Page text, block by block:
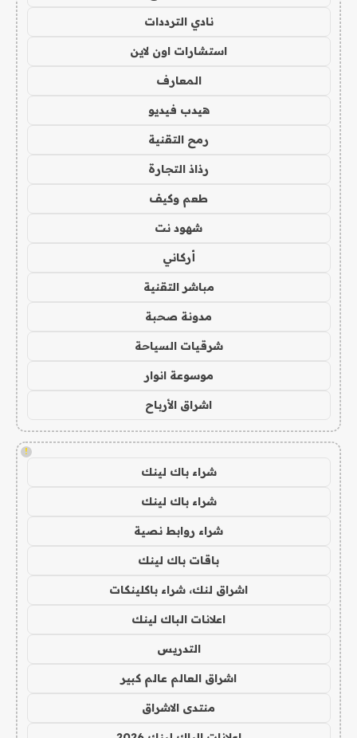
نادي الترددات
استشارات اون لاين
المعارف
هيدب فيديو
رمح التقنية
رذاذ التجارة
طعم وكيف
شهود نت
أركاني
مباشر التقنية
مدونة صحبة
شرقيات السياحة
موسوعة انوار
اشراق الأرباح
!
شراء باك لينك
شراء باك لينك
شراء روابط نصية
باقات باك لينك
اشراق لنك، شراء باكلينكات
اعلانات الباك لينك
التدريس
اشراق العالم عالم كبير
منتدى الاشراق